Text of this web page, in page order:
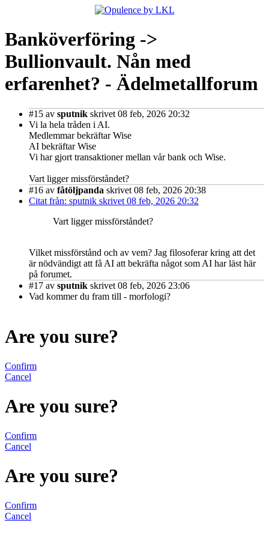
Banköverföring ->
Bullionvault. Nån med
erfarenhet? - Ädelmetallforum
#15 av sputnik skrivet 08 feb, 2026 20:32
Vi la hela tråden i AI.
Medlemmar bekräftar Wise
AI bekräftar Wise
Vi har gjort transaktioner mellan vår bank och Wise.
Vart ligger missförståndet?
#16 av fåtöljpanda skrivet 08 feb, 2026 20:38
Citat från: sputnik skrivet 08 feb, 2026 20:32
Vart ligger missförståndet?
Vilket missförstånd och av vem? Jag filosoferar kring att det
är nödvändigt att få AI att bekräfta något som AI har läst här
på forumet.
#17 av sputnik skrivet 08 feb, 2026 23:06
Vad kommer du fram till - morfologi?
Are you sure?
Confirm
Cancel
Are you sure?
Confirm
Cancel
Are you sure?
Confirm
Cancel